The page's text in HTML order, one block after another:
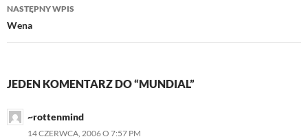
NASTĘPNY WPIS
Wena
JEDEN KOMENTARZ DO “MUNDIAL”
~rottenmind
14 CZERWCA, 2006 O 7:57 PM